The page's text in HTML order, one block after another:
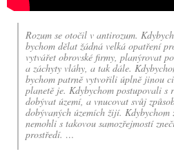
Rozum se otočil v antirozum.
bychom dělat žádná velká opatření
vytvářet obrovské firmy, planýrovat
a záchyty vláhy, a tak dále.
bychom patrně vytvořili úplně jinou
planetě je. Kdybychom postupovali s
dobývat území, a vnucovat svůj
dobývaných územích žijí.
nemohli s takovou samozřejmostí
prostředí. …